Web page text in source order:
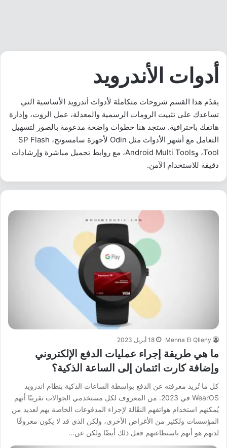
أدوات الأندرويد
يقدّم هذا القسم شروحات متكاملة لأدوات أندرويد الأساسية التي
تساعدك على تثبيت الرومات الرسمية والمعدلة، عمل الروت، وإدارة
هاتفك باحترافية. ستجد هنا خطوات واضحة مدعومة بالصور لتسهيل
التعامل مع أشهر الأدوات مثل Odin لأجهزة سامسونج، SP Flash
Tool، وAndroid Multi Tools، مع روابط تحميل مباشرة وإرشادات
دقيقة للاستخدام الآمن.
Menna El Qlleny 18 أبريل 2023
ما هي طريقة إجراء عمليات الدفع الإلكتروني
وإضافة كارت ائتمان إلى الساعة الذكية؟
كل ما تُريد معرفته عن الدفع بواسطة الساعات الذكية بنظام اندرويد
WearOS في 2023. من المعروف لكل مستخدمي الجوالات تقريبًا أنهم
يُمكنهم استخدام هواتفهم النقّالة لإجراء المدفوعات الخاصة بهم لعديد من
المؤسسات ولكثير من الأغراض الأخرى، ولكن الذي قد لا يكون معروفًا
لديهم هو أنهم باستطاعتهم فعل ذلك أيضًا ولكن عن…